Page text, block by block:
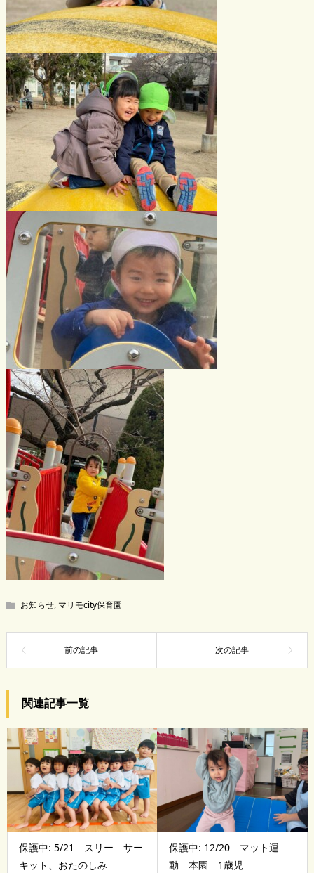
お知らせ, マリモcity保育園
関連記事一覧
保護中: 5/21 スリー サー
キット、おたのしみ
保護中: 12/20 マット運
動 本園 1歳児